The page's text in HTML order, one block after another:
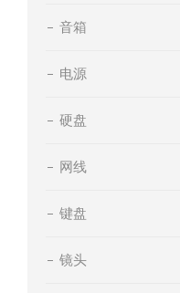
音箱
电源
硬盘
网线
键盘
镜头